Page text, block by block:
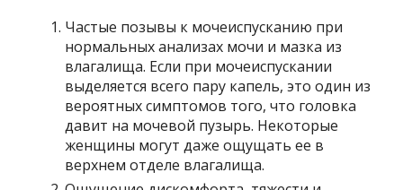
Частые позывы к мочеиспусканию при
нормальных анализах мочи и мазка из
влагалища. Если при мочеиспускании
выделяется всего пару капель, это один из
вероятных симптомов того, что головка
давит на мочевой пузырь. Некоторые
женщины могут даже ощущать ее в
верхнем отделе влагалища.